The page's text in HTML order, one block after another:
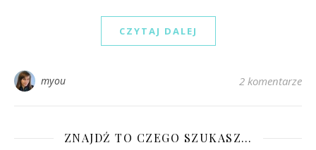
CZYTAJ DALEJ
myou 2 komentarze
ZNAJDŹ TO CZEGO SZUKASZ…